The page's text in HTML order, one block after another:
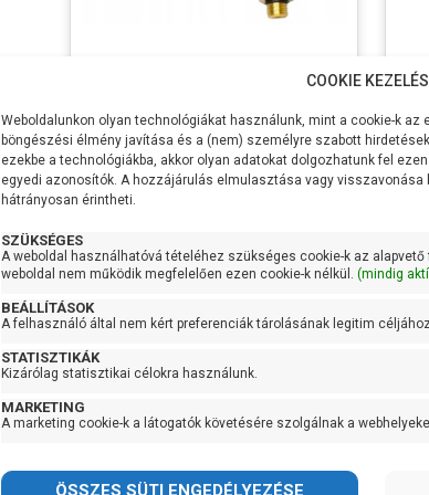
beállítással kapcsolatos kérdésekben.
Megbízható spanyol gyártás,
Csatlakozás
mérete
1/4 coll
Max terhelhetőség
1500W/10A
Beépíthetőség
Védelmi fokozat
IP 65
Indítási
nyomásérték
0,5-8 bar között
Legkissebb
0,1 bar
Gyártó:
Ibo
Garancia:
2 év
információ:
munkanap
16.802Ft
Tovább
COOKIE
Weboldalunkon olyan technológiákat használunk, mint a cookie-k
böngészési élmény javítása és a (nem) személyre szabott
ezekbe a technológiákba, akkor olyan adatokat dolgozhatunk fel
egyedi azonosítók. A hozzájárulás elmulasztása vagy
hátrányosan érintheti.
SZÜKSÉGES
A weboldal használhatóvá tételéhez szükséges cookie-k az
weboldal nem működik megfelelően ezen cookie-k nélkül. (mindig
BEÁLLÍTÁSOK
A felhasználó által nem kért preferenciák tárolásának legitim
STATISZTIKÁK
Kizárólag statisztikai célokra használunk.
MARKETING
A marketing cookie-k a látogatók követésére szolgálnak a